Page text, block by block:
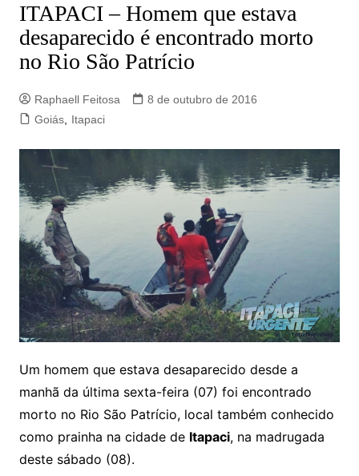
ITAPACI – Homem que estava
desaparecido é encontrado morto
no Rio São Patrício
Raphaell Feitosa
8 de outubro de 2016
Goiás, Itapaci
Um homem que estava desaparecido desde a
manhã da última sexta-feira (07) foi encontrado
morto no Rio São Patrício, local também conhecido
como prainha na cidade de Itapaci, na madrugada
deste sábado (08).